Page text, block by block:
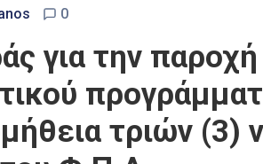
0
για την
τριών (3)